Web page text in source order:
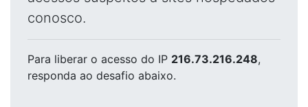
conosco.
Para liberar o acesso do IP 216.73.216.248,
responda ao desafio abaixo.